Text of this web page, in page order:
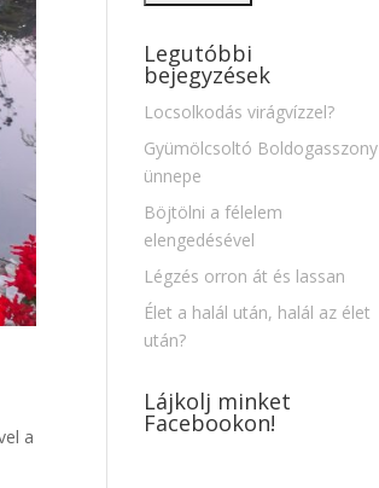
a
Legutóbbi
bejegyzések
Locsolkodás virágvízzel?
Gyümölcsoltó Boldogasszony
ünnepe
Böjtölni a félelem
elengedésével
Légzés orron át és lassan
Élet a halál után, halál az élet
után?
Lájkolj minket
Facebookon!